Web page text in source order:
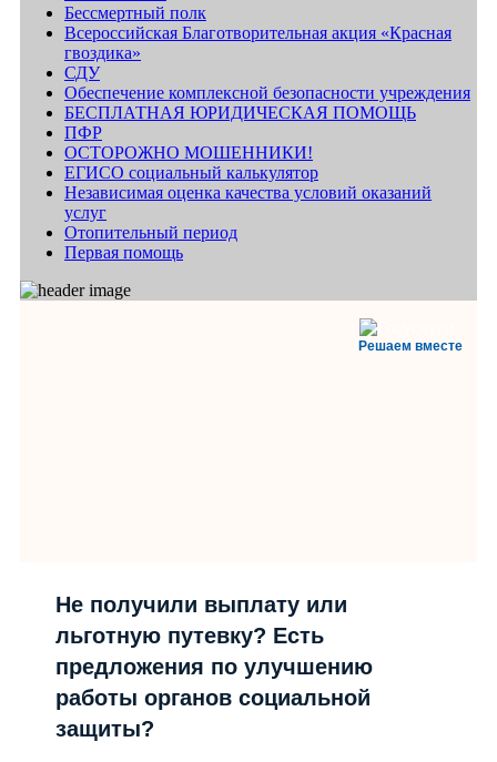
Бессмертный полк
Всероссийская Благотворительная акция «Красная
гвоздика»
СДУ
Обеспечение комплексной безопасности учреждения
БЕСПЛАТНАЯ ЮРИДИЧЕСКАЯ ПОМОЩЬ
ПФР
ОСТОРОЖНО МОШЕННИКИ!
ЕГИСО социальный калькулятор
Независимая оценка качества условий оказаний
услуг
Отопительный период
Первая помощь
Решаем вместе
Не получили выплату или
льготную путевку? Есть
предложения по улучшению
работы органов социальной
защиты?